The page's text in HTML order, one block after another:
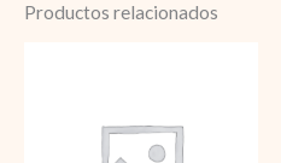
Productos relacionados